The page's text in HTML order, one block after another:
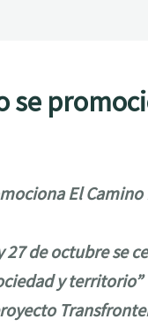
se
El
27 de octubre se
y territorio”